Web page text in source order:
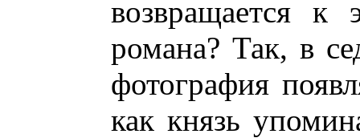
возвращается к
романа? Так, в
фотография
как князь